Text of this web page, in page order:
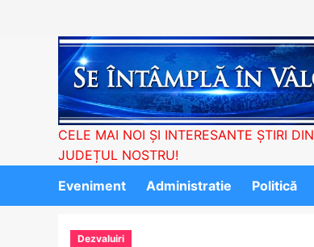
CELE MAI NOI ȘI INTERESANTE ȘTIRI DIN
JUDEȚUL NOSTRU!
Eveniment
Administratie Politică
Dezvaluiri